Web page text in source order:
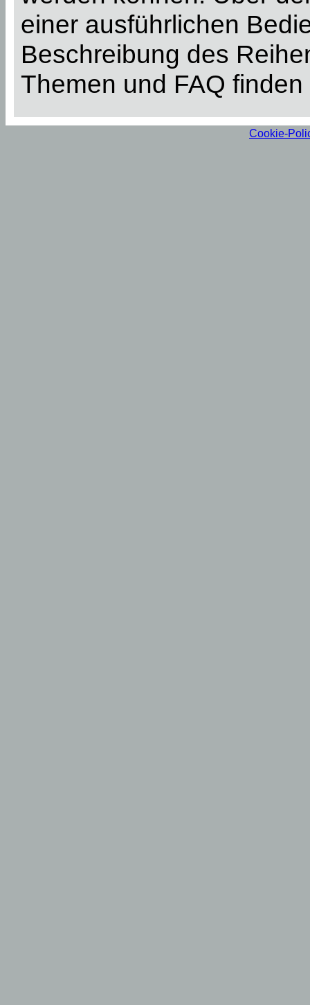
einer ausführlichen
Beschreibung des
Themen und FAQ
Cookie-